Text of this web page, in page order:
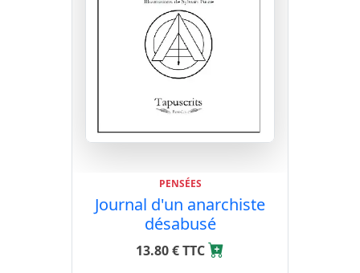
PENSÉES
Journal d'un anarchiste
désabusé
13.80 € TTC